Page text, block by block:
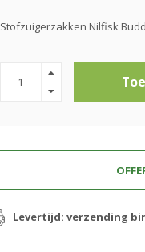
Stofzuigerzakken Nilfisk
Levertijd: verzending